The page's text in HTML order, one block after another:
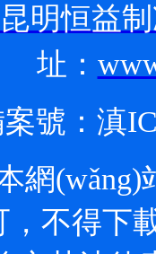
昆明恒益
址：
號： 滇
網
，不得下